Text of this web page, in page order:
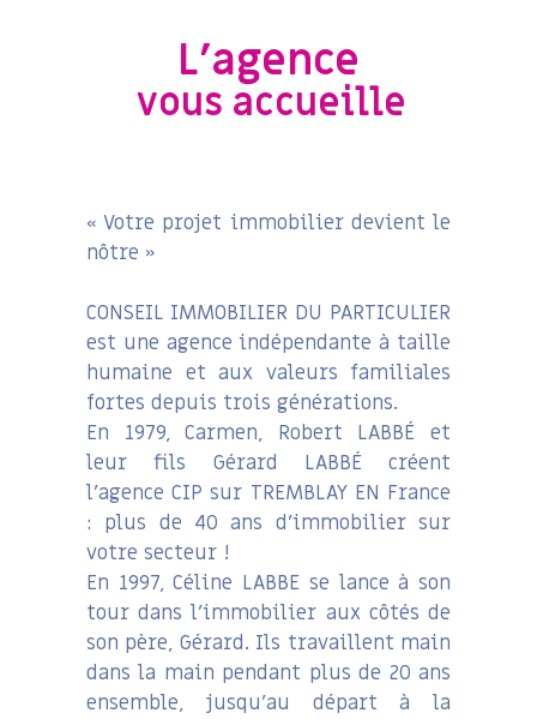
L'agence
vous accueille
« Votre projet immobilier devient le
nôtre »
CONSEIL IMMOBILIER DU PARTICULIER
est une agence indépendante à taille
humaine et aux valeurs familiales
fortes depuis trois générations.
En 1979, Carmen, Robert LABBÉ et
leur fils Gérard LABBÉ créent
l’agence CIP sur TREMBLAY EN France
: plus de 40 ans d’immobilier sur
votre secteur !
En 1997, Céline LABBE se lance à son
tour dans l’immobilier aux côtés de
son père, Gérard. Ils travaillent main
dans la main pendant plus de 20 ans
ensemble, jusqu’au départ à la